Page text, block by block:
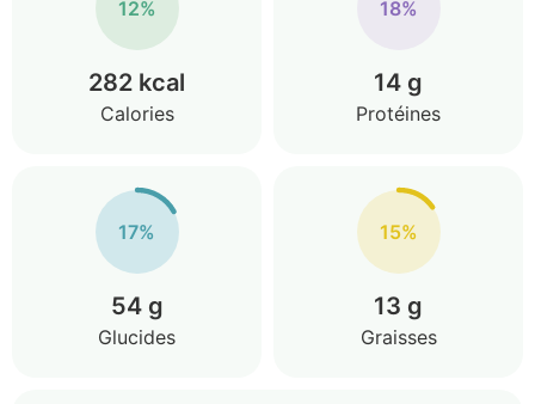
12%
282 kcal
Calories
18%
14 g
Protéines
17%
54 g
Glucides
15%
13 g
Graisses